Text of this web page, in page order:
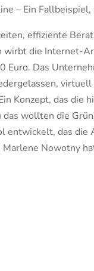
– Ein
effiziente
wirbt die Internet-
Euro. Das
Konzept, das die
das wollten die
entwickelt, das
Nowotny